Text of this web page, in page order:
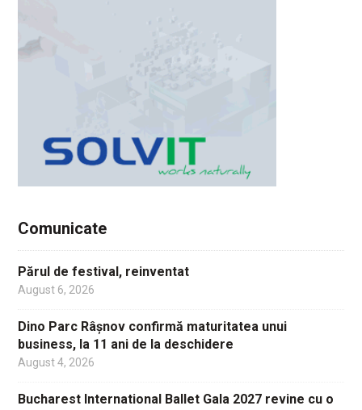
Comunicate
Părul de festival, reinventat
August 6, 2026
Dino Parc Râșnov confirmă maturitatea unui
business, la 11 ani de la deschidere
August 4, 2026
Bucharest International Ballet Gala 2027 revine cu o